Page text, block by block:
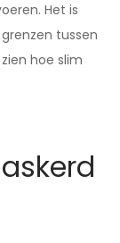
Het is
tussen
hoe slim